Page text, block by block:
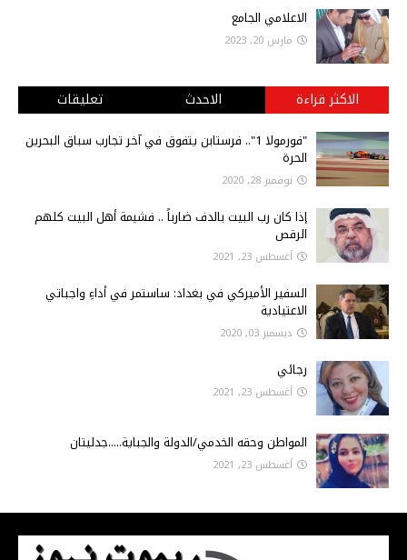
الاعلامي الجامع
مارس 20, 2023
الاكثر قراءة الاحدث تعليقات
"فورمولا 1".. فرستابن يتفوق في آخر تجارب سباق البحرين
الحرة
نوفمبر 28, 2020
إذا كان رب البيت بالدف ضارباً .. فشيمة أهل البيت كلهم
الرقص
أغسطس 23, 2021
السفير الأميركي في بغداد: ساستمر في أداءِ واجباتي
الاعتيادية
ديسمبر 03, 2020
رجائي
أغسطس 23, 2021
المواطن وحقه الخدمي/الدولة والجباية.....جدليتان
أغسطس 23, 2021